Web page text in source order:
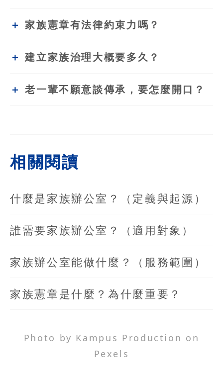
家族憲章有法律約束力嗎？
建立家族治理大概要多久？
老一輩不願意談傳承，要怎麼開口？
相關閱讀
什麼是家族辦公室？（定義與起源）
誰需要家族辦公室？（適用對象）
家族辦公室能做什麼？（服務範圍）
家族憲章是什麼？為什麼重要？
Photo by Kampus Production on
Pexels